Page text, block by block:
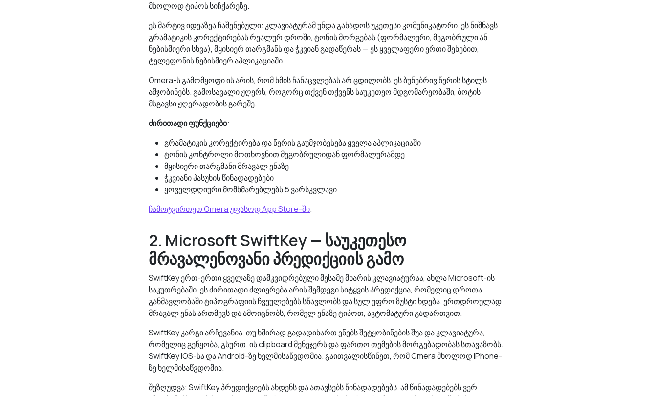
მხოლოდ ტიპოს სიჩქარეზე.
ეს მარტივ იდეაზეა ჩაშენებული: კლავიატურამ უნდა გახადოს უკეთესი კომუნიკატორი. ეს ნიშნავს
გრამატიკის კორექტირებას რეალურ დროში, ტონის მორგებას (ფორმალური, მეგობრული ან
ნებისმიერი სხვა), მყისიერ თარგმანს და ჭკვიან გადაწერას — ეს ყველაფერი ერთი შეხებით,
ტელეფონის ნებისმიერ აპლიკაციაში.
Omera-ს გამომყოფი ის არის, რომ ხმის ჩანაცვლებას არ ცდილობს. ეს ბუნებრივ წერის სტილს
ამჯობინებს. გამოსავალი ჟღერს, როგორც თქვენ თქვენს საუკეთეო მდგომარეობაში, ბოტის
მსგავსი ჟღერადობის გარეშე.
ძირითადი ფუნქციები:
გრამატიკის კორექტირება და წერის გაუმჯობესება ყველა აპლიკაციაში
ტონის კონტროლი მოთხოვნით მეგობრულიდან ფორმალურამდე
მყისიერი თარგმანი მრავალ ენაზე
ჭკვიანი პასუხის წინადადებები
ყოველდღიური მომხმარებლებს 5 ვარსკვლავი
ჩამოტვირთეთ Omera უფასოდ App Store-ში.
2. Microsoft SwiftKey — საუკეთესო
მრავალენოვანი პრედიქციის გამო
SwiftKey ერთ-ერთი ყველაზე დამკვიდრებული მესამე მხარის კლავიატურაა, ახლა Microsoft-ის
საკუთრებაში. ეს ძირითადი ძლიერება არის შემდეგი სიტყვის პრედიქცია, რომელიც დროთა
განმავლობაში ტიპოგრაფიის ჩვეულებებს სწავლობს და სულ უფრო ზუსტი ხდება. ერთდროულად
მრავალ ენას ართმევს და ამოიცნობს, რომელ ენაზე ტიპოთ, ავტომატური გადართვით.
SwiftKey კარგი არჩევანია, თუ ხშირად გადადიხართ ენებს შეტყობინების შუა და კლავიატურა,
რომელიც გეწყობა, გსურთ. ის clipboard მენეჯერს და ფართო თემების მორგებადობას სთავაზობს.
SwiftKey iOS-სა და Android-ზე ხელმისაწვდომია. გაითვალისწინეთ, რომ Omera მხოლოდ iPhone-
ზე ხელმისაწვდომია.
შეზღუდვა: SwiftKey პრედიქციებს ახდენს და ათავსებს წინადადებებს. ამ წინადადებებს ვერ